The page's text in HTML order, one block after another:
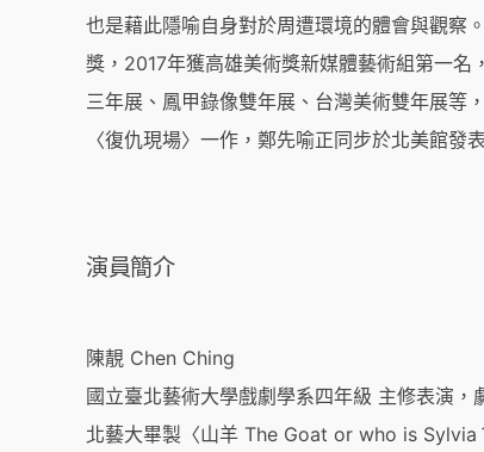
也是藉此隱喻自身對於周遭環境的體會與觀
獎，2017年獲高雄美術獎新媒體藝術組第一
三年展、鳳甲錄像雙年展、台灣美術雙年展等
〈復仇現場〉一作，鄭先喻正同步於北美館
演員簡介
陳靚 Chen Ching
國立臺北藝術大學戲劇學系四年級 主修表演
北藝大畢製〈山羊 The Goat or who is Sylvia